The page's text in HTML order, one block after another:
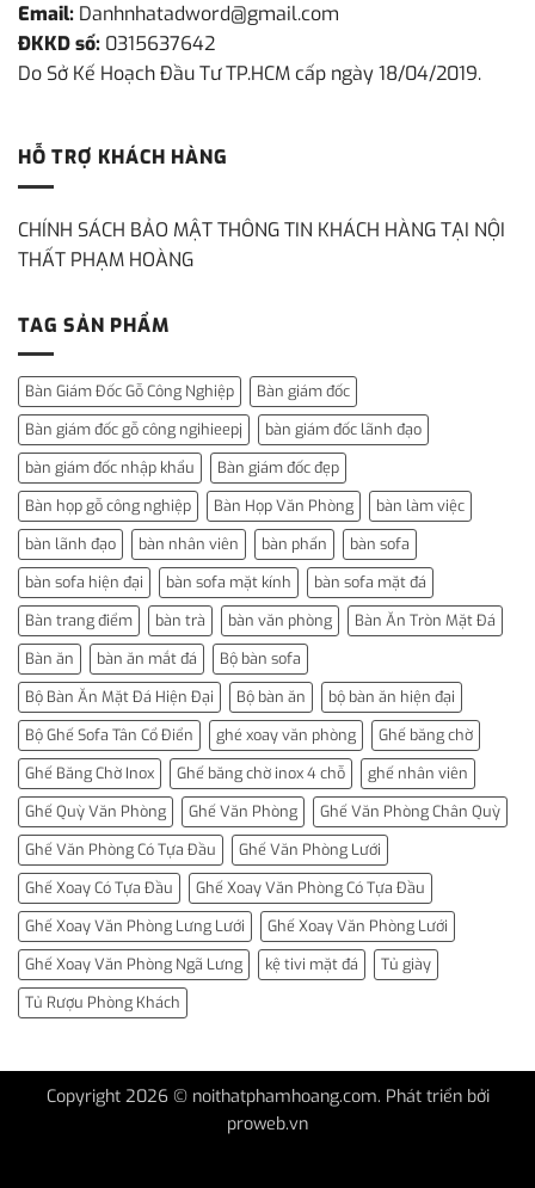
Email: Danhnhatadword@gmail.com
ĐKKD số: 0315637642
Do Sở Kế Hoạch Đầu Tư TP.HCM cấp ngày 18/04/2019.
HỖ TRỢ KHÁCH HÀNG
CHÍNH SÁCH BẢO MẬT THÔNG TIN KHÁCH HÀNG TẠI NỘI
THẤT PHẠM HOÀNG
TAG SẢN PHẨM
Bàn Giám Đốc Gỗ Công Nghiệp
Bàn giám đốc
Bàn giám đốc gỗ công ngihieepj
bàn giám đốc lãnh đạo
bàn giám đốc nhập khẩu
Bàn giám đốc đẹp
Bàn họp gỗ công nghiệp
Bàn Họp Văn Phòng
bàn làm việc
bàn lãnh đạo
bàn nhân viên bàn phấn
bàn sofa
bàn sofa hiện đại
bàn sofa mặt kính
bàn sofa mặt đá
Bàn trang điểm
bàn trà bàn văn phòng
Bàn Ăn Tròn Mặt Đá
Bàn ăn
bàn ăn mắt đá
Bộ bàn sofa
Bộ Bàn Ăn Mặt Đá Hiện Đại
Bộ bàn ăn
bộ bàn ăn hiện đại
Bộ Ghế Sofa Tân Cổ Điển
ghé xoay văn phòng
Ghế băng chờ
Ghế Băng Chờ Inox
Ghế băng chờ inox 4 chỗ
ghế nhân viên
Ghế Quỳ Văn Phòng
Ghế Văn Phòng
Ghế Văn Phòng Chân Quỳ
Ghế Văn Phòng Có Tựa Đầu
Ghế Văn Phòng Lưới
Ghế Xoay Có Tựa Đầu
Ghế Xoay Văn Phòng Có Tựa Đầu
Ghế Xoay Văn Phòng Lưng Lưới
Ghế Xoay Văn Phòng Lưới
Ghế Xoay Văn Phòng Ngã Lưng
kệ tivi mặt đá
Tủ giày
Tủ Rượu Phòng Khách
Copyright 2026 © noithatphamhoang.com. Phát triển bởi
proweb.vn